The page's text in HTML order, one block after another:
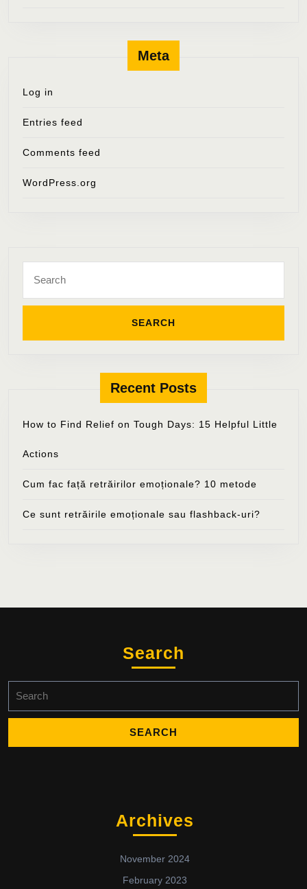
Meta
Log in
Entries feed
Comments feed
WordPress.org
for:
Recent Posts
How to Find Relief on Tough Days: 15 Helpful Little
Actions
Cum fac față retrăirilor emoționale? 10 metode
Ce sunt retrăirile emoționale sau flashback-uri?
Search
for:
Archives
November 2024
February 2023